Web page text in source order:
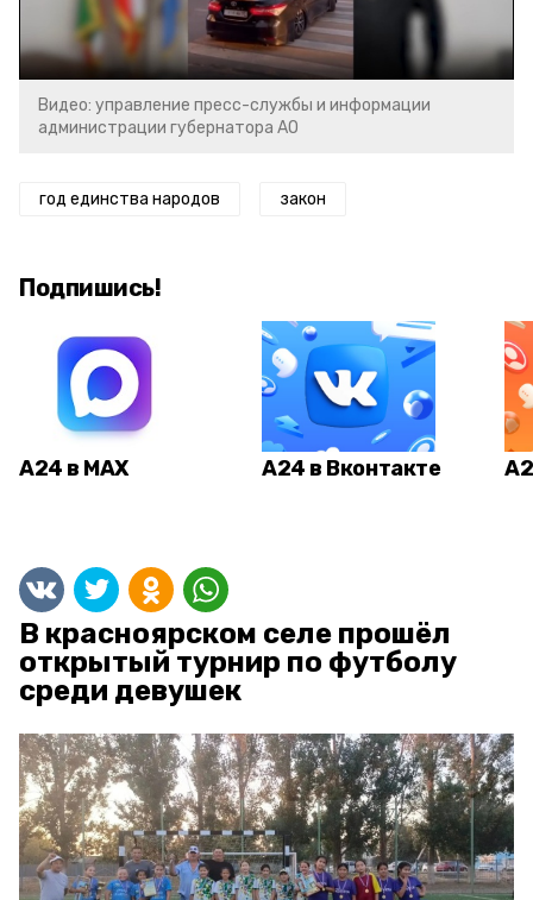
Video
Видео: управление пресс-службы и информации
администрации губернатора АО
год единства народов закон
Подпишись!
А24 в MAX А24 в Вконтакте
В красноярском селе прошёл
открытый турнир по футболу
среди девушек